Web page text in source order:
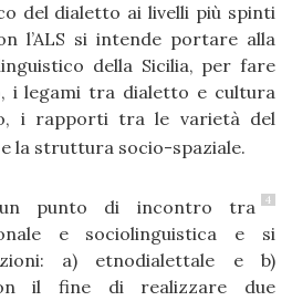
del dialetto ai livelli più spinti
l’ALS si intende portare alla
della Sicilia, per fare
i legami tra dialetto e cultura
i rapporti tra le varietà del
la struttura socio-spaziale.
4
un punto di incontro tra
e sociolinguistica e si
a) etnodialettale e b)
il fine di realizzare due